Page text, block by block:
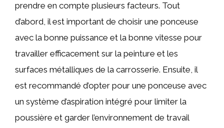
prendre en compte plusieurs facteurs. Tout
d’abord, il est important de choisir une ponceuse
avec la bonne puissance et la bonne vitesse pour
travailler efficacement sur la peinture et les
surfaces métalliques de la carrosserie. Ensuite, il
est recommandé d’opter pour une ponceuse avec
un système d’aspiration intégré pour limiter la
poussière et garder l’environnement de travail